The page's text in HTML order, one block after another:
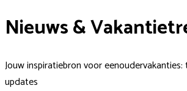
Nieuws &
Jouw inspiratiebron voor
updates